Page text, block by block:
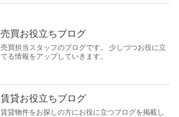
売買お役立ちブログ
売買担当スタッフのブログです。 少しづつお役に立
てる情報をアップしていきます。
賃貸お役立ちブログ
賃貸物件をお探しの方にお役に立つブログを掲載し